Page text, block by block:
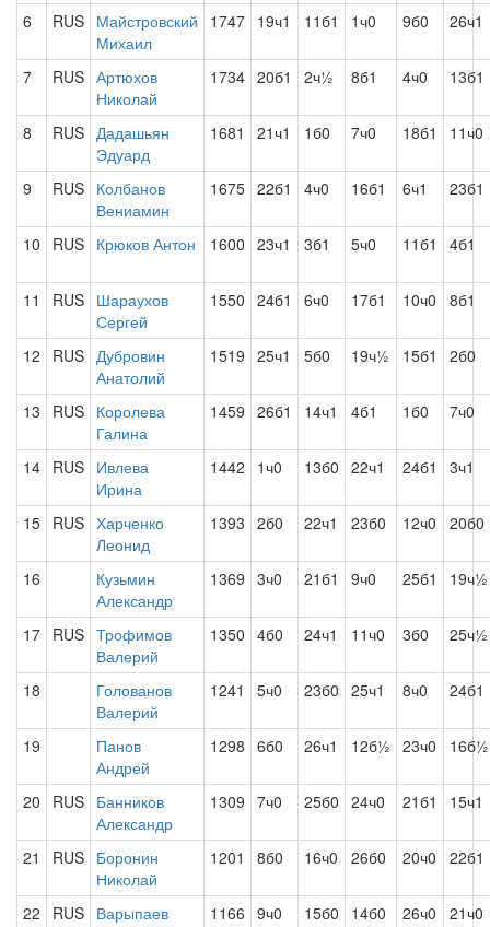
6 RUS Майстровский
Михаил
1747 19ч1 11б1 1ч0 9б0 26ч1
7 RUS Артюхов
Николай
1734 20б1 2ч½ 8б1 4ч0 13б1
8 RUS Дадашьян
Эдуард
1681 21ч1 1б0 7ч0 18б1 11ч0
9 RUS Колбанов
Вениамин
1675 22б1 4ч0 16б1 6ч1 23б1
10 RUS Крюков Антон 1600 23ч1 3б1 5ч0 11б1 4б1
11 RUS Шараухов
Сергей
1550 24б1 6ч0 17б1 10ч0 8б1
12 RUS Дубровин
Анатолий
1519 25ч1 5б0 19ч½ 15б1 2б0
13 RUS Королева
Галина
1459 26б1 14ч1 4б1 1б0 7ч0
14 RUS Ивлева
Ирина
1442 1ч0 13б0 22ч1 24б1 3ч1
15 RUS Харченко
Леонид
1393 2б0 22ч1 23б0 12ч0 20б0
16
Кузьмин
Александр
1369 3ч0 21б1 9ч0 25б1 19ч½
17 RUS Трофимов
Валерий
1350 4б0 24ч1 11ч0 3б0 25ч½
18
Голованов
Валерий
1241 5ч0 23б0 25ч1 8ч0 24б1
19
Панов
Андрей
1298 6б0 26ч1 12б½ 23ч0 16б½
20 RUS Банников
Александр
1309 7ч0 25б0 24ч0 21б1 15ч1
21 RUS Боронин
Николай
1201 8б0 16ч0 26б0 20ч0 22б1
22 RUS Варыпаев
1166 9ч0 15б0 14б0 26ч0 21ч0